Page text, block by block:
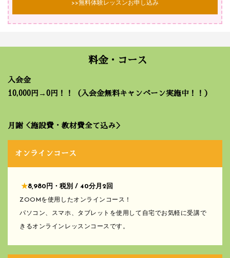
>>無料体験レッスンお申し込み
料金・コース
入会金
10,000円→0円！！（入会金無料キャンペーン実施中！！）
月謝＜施設費・教材費全て込み＞
オンラインコース
★8,980円・税別 / 40分月2回
ZOOMを使用したオンラインコース！
パソコン、スマホ、タブレットを使用して自宅でお気軽に受講で
きるオンラインレッスンコースです。